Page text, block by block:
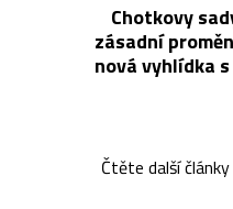
Chotkovy
zásadní
nová vyhlídka
Čtěte další